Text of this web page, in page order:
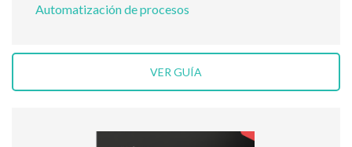
Automatización de procesos
VER GUÍA